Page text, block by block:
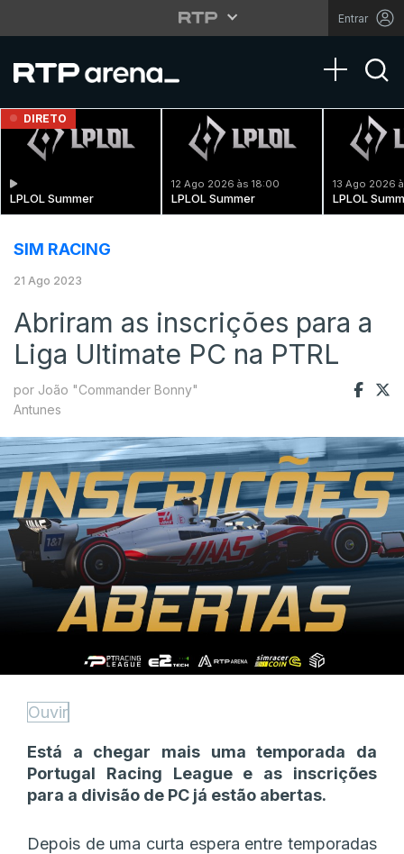
Entrar
Toggle
DIRETO
LPLOL Summer
12 Ago 2026 às 18:00
LPLOL Summer
13 Ago 2026
LPLOL
SIM RACING
21 Ago 2023
Abriram as inscrições para a
Liga Ultimate PC na PTRL
por João "Commander Bonny"
Antunes
Ouvir
Está a chegar mais uma temporada da
Portugal Racing League e as inscrições
para a divisão de PC já estão abertas.
Depois de uma curta espera entre temporadas